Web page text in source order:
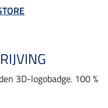
3D-logobadge. 100 %